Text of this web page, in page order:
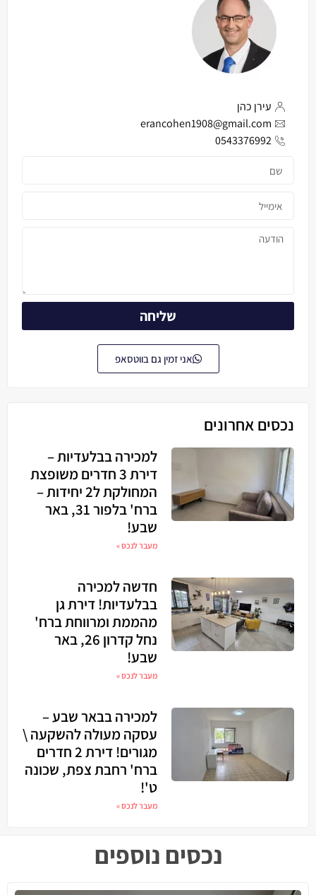
עירן כהן
erancohen1908@gmail.com
0543376992
שליחה
אני זמין גם בווטסאפ
נכסים אחרונים
למכירה בבלעדיות –
דירת 3 חדרים משופצת
המחולקת ל2 יחידות –
ברח' בלפור 31, באר
שבע!
מעבר לנכס »
חדשה למכירה
בבלעדיות! דירת גן
מהממת ומרווחת ברח'
נחל קדרון 26, באר
שבע!
מעבר לנכס »
למכירה בבאר שבע –
עסקה מעולה להשקעה \
מגורים! דירת 2 חדרים
ברח' רחבת צפת, שכונה
ט'!
מעבר לנכס »
נכסים נוספים